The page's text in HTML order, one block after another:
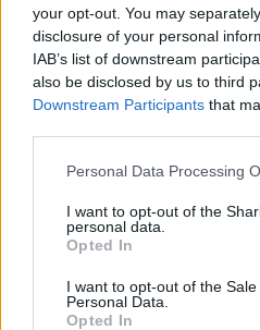
your opt-out. You may
disclosure of your personal
IAB’s list of downstream
also be disclosed by us to third
Downstream Participants that
Please note that this website/
not limited to your visit or usage
grant or deny consent to
use your data for below
consent section.
Personal Data Processing
I want to opt-out of the
personal data.
Opted In
I want to opt-out of the
Personal Data.
Opted In